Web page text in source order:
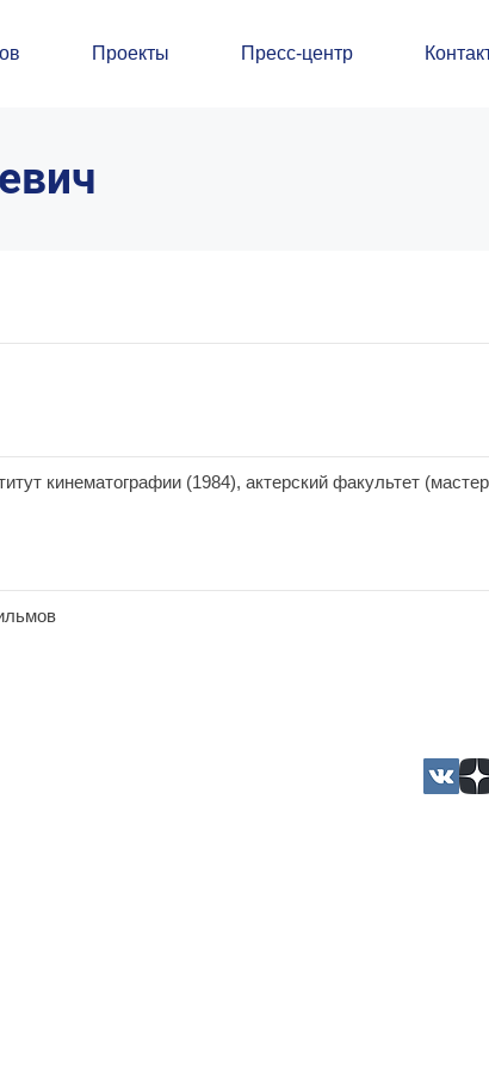
Проекты Пресс-центр
кинематографии (1984), актерский факультет